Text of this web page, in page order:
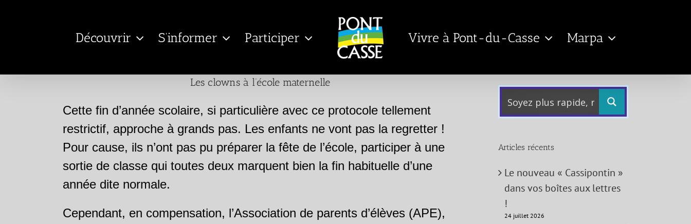
Découvrir S’informer Participer Vivre à Pont-du-Casse Marpa
Les clowns à l’école maternelle
Cette fin d’année scolaire, si particulière avec ce protocole tellement
restrictif, approche à grands pas. Les enfants ne vont pas la regretter !
Pour cause, ils n’ont pas pu préparer la fête de l’école, participer à une
sortie de classe qui toutes deux marquent bien la fin habituelle d’une
année dite normale.
Cependant, en compensation, l’Association de parents d’élèves (APE),
Articles récents
Le nouveau « Cassipontin »
dans vos boîtes aux lettres
!
24 juillet 2026